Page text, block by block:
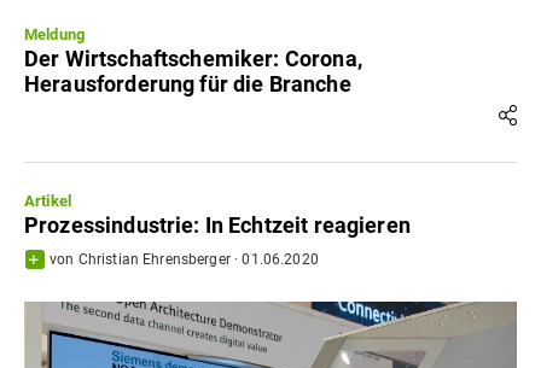
Meldung
Der Wirtschaftschemiker: Corona,
Herausforderung für die Branche
Artikel
Prozessindustrie: In Echtzeit reagieren
von Christian Ehrensberger·01.06.2020